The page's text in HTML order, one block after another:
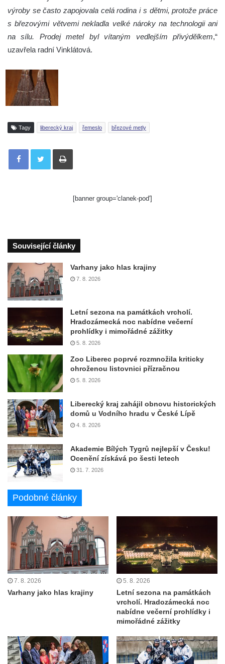
výroby se často zapojovala celá rodina i s dětmi, protože práce
s březovými větvemi nekladla velké nároky na technologii ani
na sílu. Prodej metel byl vítaným vedlejším přivýdělkem,“
uzavřela radní Vinklátová.
Tagy liberecký kraj řemeslo březové metly
Tisknout
[banner group='clanek-pod']
Související články
Varhany jako hlas krajiny
7. 8. 2026
Letní sezona na památkách vrcholí.
Hradozámecká noc nabídne večerní
prohlídky i mimořádné zážitky
5. 8. 2026
Zoo Liberec poprvé rozmnožila kriticky
ohroženou listovnici přízračnou
5. 8. 2026
Liberecký kraj zahájil obnovu historických
domů u Vodního hradu v České Lípě
4. 8. 2026
Akademie Bílých Tygrů nejlepší v Česku!
Ocenění získává po šesti letech
31. 7. 2026
Podobné články
7. 8. 2026
Varhany jako hlas krajiny
5. 8. 2026
Letní sezona na památkách
vrcholí. Hradozámecká noc
nabídne večerní prohlídky i
mimořádné zážitky